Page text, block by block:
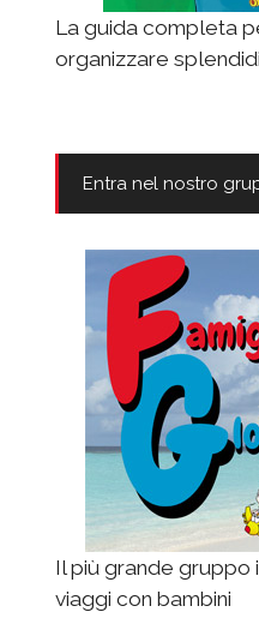
La guida completa
organizzare
Entra nel nostro
Il più grande gruppo
viaggi con bambini